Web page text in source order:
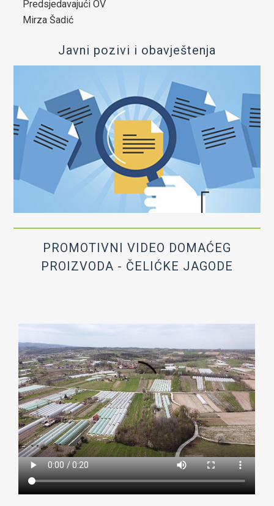
Predsjedavajući OV
Mirza Šadić
Javni pozivi i obavještenja
PROMOTIVNI VIDEO DOMAĆEG
PROIZVODA - ČELIĆKE JAGODE